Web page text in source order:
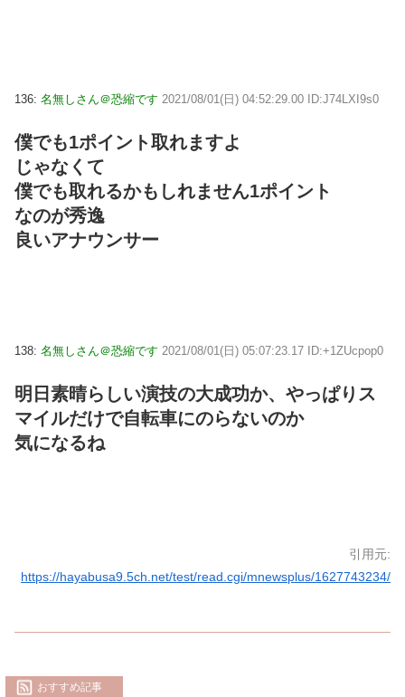
136: 名無しさん＠恐縮です 2021/08/01(日) 04:52:29.00 ID:J74LXI9s0
僕でも1ポイント取れますよ
じゃなくて
僕でも取れるかもしれません1ポイント
なのが秀逸
良いアナウンサー
138: 名無しさん＠恐縮です 2021/08/01(日) 05:07:23.17 ID:+1ZUcpop0
明日素晴らしい演技の大成功か、やっぱりス
マイルだけで自転車にのらないのか
気になるね
引用元:
https://hayabusa9.5ch.net/test/read.cgi/mnewsplus/1627743234/
おすすめ記事